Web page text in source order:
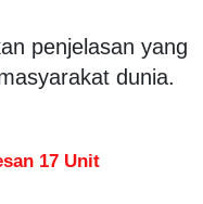
penjelasan yang
dunia.
17 Unit